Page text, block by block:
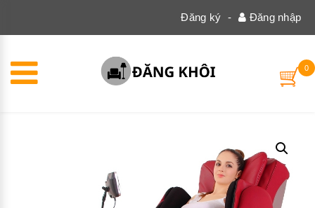
Đăng nhập
-
Đăng ký
0